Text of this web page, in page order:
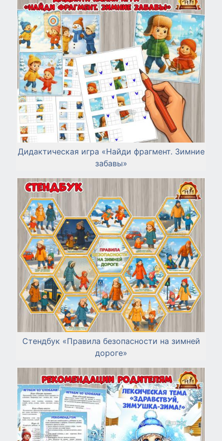
Дидактическая игра «Найди фрагмент. Зимние
забавы»
Стендбук «Правила безопасности на зимней
дороге»